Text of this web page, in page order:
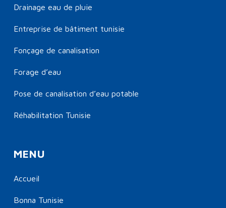
Drainage eau de pluie
Entreprise de bâtiment tunisie
Fonçage de canalisation
Forage d’eau
Pose de canalisation d’eau potable
Réhabilitation Tunisie
MENU
Accueil
Bonna Tunisie